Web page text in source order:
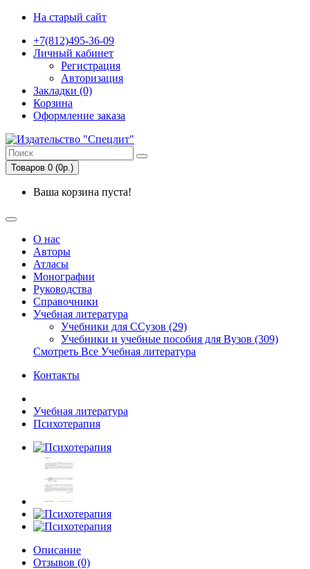
На старый сайт
+7(812)495-36-09
Личный кабинет
Регистрация
Авторизация
Закладки (0)
Корзина
Оформление заказа
Товаров 0 (0р.)
Ваша корзина пуста!
О нас
Авторы
Атласы
Монографии
Руководства
Справочники
Учебная литература
Учебники для ССузов (29)
Учебники и учебные пособия для Вузов (309)
Смотреть Все Учебная литература
Контакты
Учебная литература
Психотерапия
Описание
Отзывов (0)